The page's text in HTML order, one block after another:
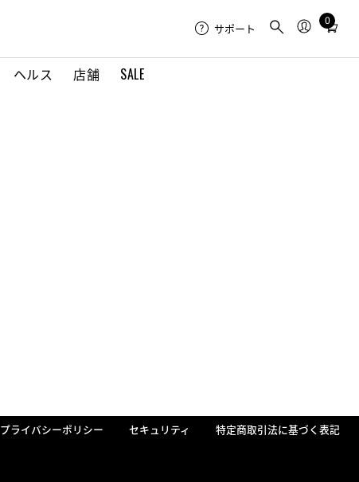
ヘルス 店舗 SALE
サポート
0
Total
in
プライバシーポリシー セキュリティ
特定商取引法に基づく表記